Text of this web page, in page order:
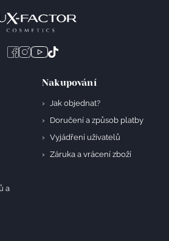
a
Nakupování
Jak objednat?
Doručení a způsob platby
Vyjádření uživatelů
Záruka a vrácení zboží